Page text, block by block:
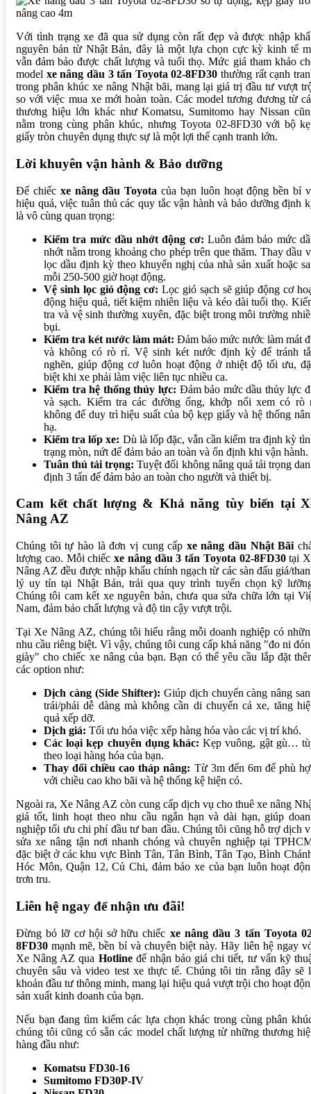
Với tình trạng xe đã qua sử dụng còn rất đẹp và được nhập
nguyên bản từ Nhật Bản, đây là một lựa chọn cực kỳ kinh tế
vẫn đảm bảo được chất lượng và tuổi thọ. Mức giá tham khảo
model xe nâng dầu 3 tấn Toyota 02-8FD30 thường rất cạnh
trong phân khúc xe nâng Nhật bãi, mang lại giá trị đầu tư vượt
so với việc mua xe mới hoàn toàn. Các model tương đương từ
thương hiệu lớn khác như Komatsu, Sumitomo hay Nissan
nằm trong cùng phân khúc, nhưng Toyota 02-8FD30 với bộ
giấy tròn chuyên dụng thực sự là một lợi thế cạnh tranh lớn.
Lời khuyên vận hành & Bảo dưỡng
Để chiếc xe nâng dầu Toyota của bạn luôn hoạt động bền bỉ
hiệu quả, việc tuân thủ các quy tắc vận hành và bảo dưỡng định
là vô cùng quan trọng:
Kiểm tra mức dầu nhớt động cơ: Luôn đảm bảo mức
nhớt nằm trong khoảng cho phép trên que thăm. Thay dầu
lọc dầu định kỳ theo khuyến nghị của nhà sản xuất hoặc
mỗi 250-500 giờ hoạt động.
Vệ sinh lọc gió động cơ: Lọc gió sạch sẽ giúp động cơ
động hiệu quả, tiết kiệm nhiên liệu và kéo dài tuổi thọ.
tra và vệ sinh thường xuyên, đặc biệt trong môi trường
bụi.
Kiểm tra két nước làm mát: Đảm bảo mức nước làm mát
và không có rò rỉ. Vệ sinh két nước định kỳ để tránh
nghẽn, giúp động cơ luôn hoạt động ở nhiệt độ tối ưu,
biệt khi xe phải làm việc liên tục nhiều ca.
Kiểm tra hệ thống thủy lực: Đảm bảo mức dầu thủy lực
và sạch. Kiểm tra các đường ống, khớp nối xem có rò
không để duy trì hiệu suất của bộ kẹp giấy và hệ thống
hạ.
Kiểm tra lốp xe: Dù là lốp đặc, vẫn cần kiểm tra định kỳ
trạng mòn, nứt để đảm bảo an toàn và ổn định khi vận hành.
Tuân thủ tải trọng: Tuyệt đối không nâng quá tải trọng
định 3 tấn để đảm bảo an toàn cho người và thiết bị.
Cam kết chất lượng & Khả năng tùy biến tại
Nâng AZ
Chúng tôi tự hào là đơn vị cung cấp xe nâng dầu Nhật Bãi
lượng cao. Mỗi chiếc xe nâng dầu 3 tấn Toyota 02-8FD30tại
Nâng AZ đều được nhập khẩu chính ngạch từ các sàn đấu giá/
lý uy tín tại Nhật Bản, trải qua quy trình tuyển chọn kỹ
Chúng tôi cam kết xe nguyên bản, chưa qua sửa chữa lớn tại
Nam, đảm bảo chất lượng và độ tin cậy vượt trội.
Tại Xe Nâng AZ, chúng tôi hiểu rằng mỗi doanh nghiệp có
nhu cầu riêng biệt. Vì vậy, chúng tôi cung cấp khả năng "đo ni
giày" cho chiếc xe nâng của bạn. Bạn có thể yêu cầu lắp đặt
các option như:
Dịch càng (Side Shifter): Giúp dịch chuyển càng nâng
trái/phải dễ dàng mà không cần di chuyển cả xe, tăng
quả xếp dỡ.
Dịch giá: Tối ưu hóa việc xếp hàng hóa vào các vị trí khó.
Các loại kẹp chuyên dụng khác: Kẹp vuông, gật gù…
theo loại hàng hóa của bạn.
Thay đổi chiều cao tháp nâng: Từ 3m đến 6m để phù
với chiều cao kho bãi và hệ thống kệ hiện có.
Ngoài ra, Xe Nâng AZ còn cung cấp dịch vụ cho thuê xe nâng
giá tốt, linh hoạt theo nhu cầu ngắn hạn và dài hạn, giúp
nghiệp tối ưu chi phí đầu tư ban đầu. Chúng tôi cũng hỗ trợ dịch
sửa xe nâng tận nơi nhanh chóng và chuyên nghiệp tại
đặc biệt ở các khu vực Bình Tân, Tân Bình, Tân Tạo, Bình
Hóc Môn, Quận 12, Củ Chi, đảm bảo xe của bạn luôn hoạt
trơn tru.
Liên hệ ngay để nhận ưu đãi!
Đừng bỏ lỡ cơ hội sở hữu chiếc xe nâng dầu 3 tấn Toyota
8FD30 mạnh mẽ, bền bỉ và chuyên biệt này. Hãy liên hệ ngay
Xe Nâng AZ qua Hotlineđể nhận báo giá chi tiết, tư vấn kỹ
chuyên sâu và video test xe thực tế. Chúng tôi tin rằng đây sẽ
khoản đầu tư thông minh, mang lại hiệu quả vượt trội cho hoạt
sản xuất kinh doanh của bạn.
Nếu bạn đang tìm kiếm các lựa chọn khác trong cùng phân
chúng tôi cũng có sẵn các model chất lượng từ những thương
hàng đầu như:
Komatsu FD30-16
Sumitomo FD30P-IV